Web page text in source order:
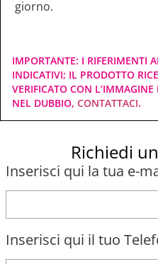
giorno.
IMPORTANTE: I RIFERIMENTI
INDICATIVI; IL PRODOTTO
VERIFICATO CON
NEL DUBBIO, CONTATTACI.
Richiedi
Inserisci qui la tua e-
Inserisci qui il tuo